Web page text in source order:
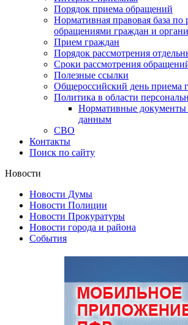
Порядок приема обращений
Нормативная правовая база по
обращениями граждан и
Прием граждан
Порядок рассмотрения
Сроки рассмотрения
Полезные ссылки
Общероссийский день приема
Политика в области
Нормативные
данным
СВО
Контакты
Поиск по сайту
Новости
Новости Думы
Новости Полиции
Новости Прокуратуры
Новости города и района
События